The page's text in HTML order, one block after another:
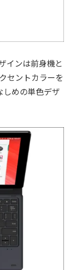
インは前身機と
セントカラーを
しめの単色デザ